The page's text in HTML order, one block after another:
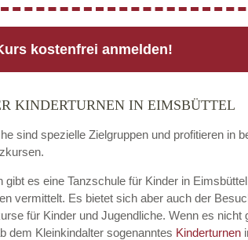
kostenfrei anmelden!
*
KINDERTURNEN IN EIMSBÜTTEL
sind spezielle Zielgruppen und profitieren in
gibt es eine Tanzschule für Kinder in
vermittelt. Es bietet sich aber auch der
für Kinder und Jugendliche. Wenn es nicht
dem Kleinkindalter sogenanntes Kinderturnen